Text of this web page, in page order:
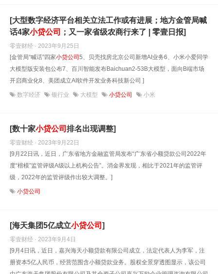
[大型数字经济平台相关立法工作或有进展；地方金管局喊
话4家小贷公司 ；又一家省级农商行来了 | 零壹日报]
零壹财经 · 2023年9月25日
[金管局“喊话”四家小贷公司5、贝壳找房北京公司新增AI业务6、小米小爱同学
大模型版安装包公布7、百川智能发布Baichuan2-53B大模型，面向B端市场
开启商业化8、美团成立AI软件开发业务科技新公司 ]
数字经济 银行业 大模型 小贷公司 小米
[数十家小贷公司 排名出现调整]
零壹财经 · 2023年9月22日
[9月22日讯，近日，广东省地方金融监管局发布“广东省小额贷款公司2022年
度“楷模”监管评级A级以上机构公告”。消金界发现，相比于2021年的监管评
级，2022年的监管评级作出较大调整。]
小贷公司
[海天集团5亿成立小贷公司 ]
零壹财经 · 2023年9月4日
[9月4日讯，近日，嘉兴海天小额贷款有限公司成立，法定代表人为李军，注
册资本5亿人民币，经营范围含小额贷款业务。股权全景穿透图显示，该公司